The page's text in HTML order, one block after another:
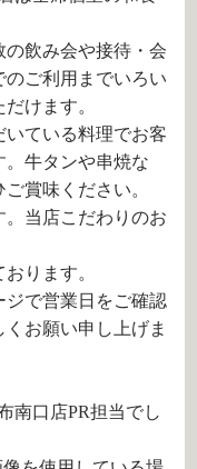
飲み会や接待・会
ご利用までいろい
けます。
ている料理でお客
牛タンや串焼な
賞味ください。
。当店こだわりのお
ります。
で営業日をご確認
お願い申し上げま
南口店PR担当でし